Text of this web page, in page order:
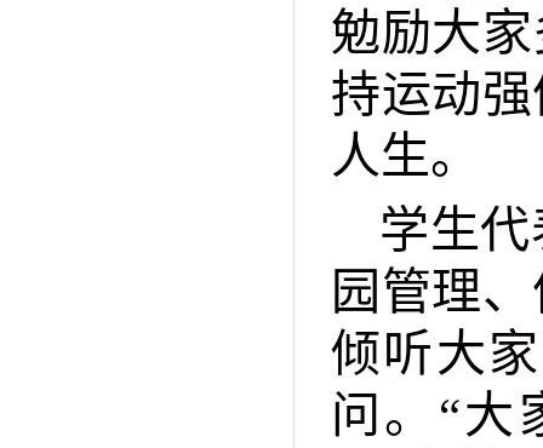
勉励大
持运动
人生。
学生
园管理
倾听大
问。“大